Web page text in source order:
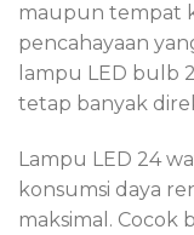
maupun tempat
pencahayaan
lampu LED bulb
tetap banyak
Lampu LED 24
konsumsi daya
maksimal.